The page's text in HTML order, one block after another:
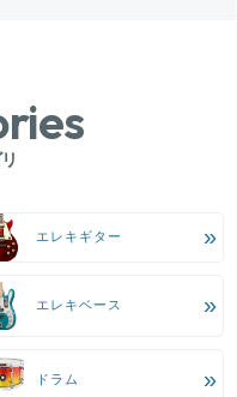
エレキギター
エレキベース
ドラム